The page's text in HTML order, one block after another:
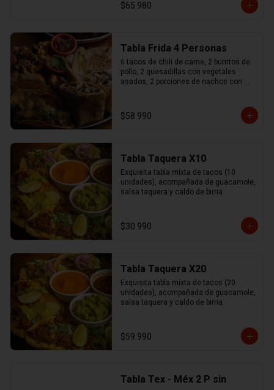
$65.980
Tabla Frida 4 Personas
6 tacos de chili de carne, 2 burritos de
pollo, 2 quesadillas con vegetales
asados, 2 porciones de nachos con
guacamole, sour cream, pico de gallo
$58.990
Tabla Taquera X10
Exquisita tabla mixta de tacos (10
unidades), acompañada de guacamole,
salsa taquera y caldo de birria.
$30.990
Tabla Taquera X20
Exquisita tabla mixta de tacos (20
unidades), acompañada de guacamole,
salsa taquera y caldo de birria
$59.990
Tabla Tex - Méx 2 P sin